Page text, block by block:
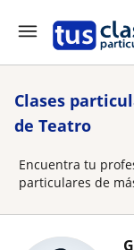
Clases
de Teatro
Encuentra tu
particulares de